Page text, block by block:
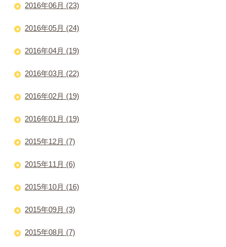
2016年06月 (23)
2016年05月 (24)
2016年04月 (19)
2016年03月 (22)
2016年02月 (19)
2016年01月 (19)
2015年12月 (7)
2015年11月 (6)
2015年10月 (16)
2015年09月 (3)
2015年08月 (7)